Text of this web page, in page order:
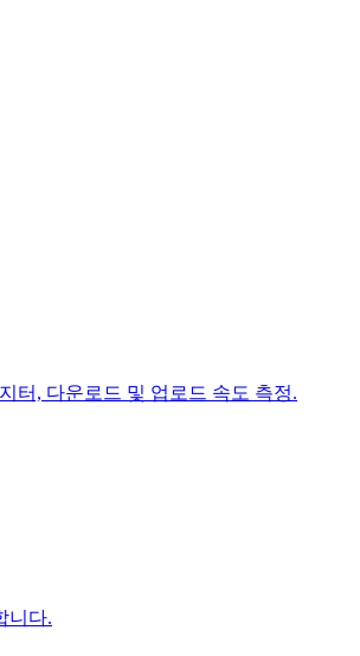
터, 다운로드 및 업로드 속도 측정.
니다.